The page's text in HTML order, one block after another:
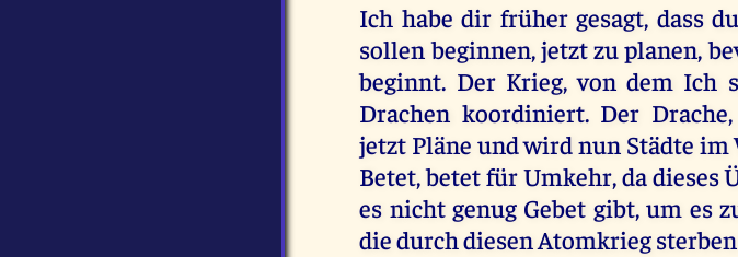
Ich habe dir früher gesagt, dass
sollen beginnen, jetzt zu planen,
beginnt. Der Krieg, von dem Ich
Drachen koordiniert. Der
jetzt Pläne und wird nun Städte
Betet, betet für Umkehr, da dieses
es nicht genug Gebet gibt, um es
die durch diesen Atomkrieg